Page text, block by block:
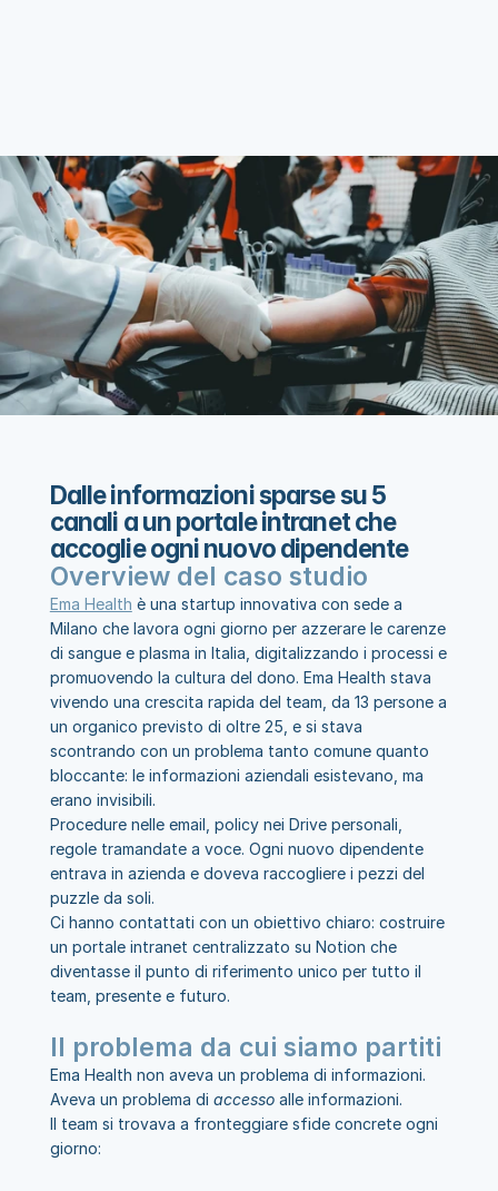
Dalle informazioni sparse su 5
canali a un portale intranet che
accoglie ogni nuovo dipendente
Overview del caso studio
Ema Health è una startup innovativa con sede a
Milano che lavora ogni giorno per azzerare le carenze
di sangue e plasma in Italia, digitalizzando i processi e
promuovendo la cultura del dono. Ema Health stava
vivendo una crescita rapida del team, da 13 persone a
un organico previsto di oltre 25, e si stava
scontrando con un problema tanto comune quanto
bloccante: le informazioni aziendali esistevano, ma
erano invisibili.
Procedure nelle email, policy nei Drive personali,
regole tramandate a voce. Ogni nuovo dipendente
entrava in azienda e doveva raccogliere i pezzi del
puzzle da soli.
Ci hanno contattati con un obiettivo chiaro: costruire
un portale intranet centralizzato su Notion che
diventasse il punto di riferimento unico per tutto il
team, presente e futuro.
Il problema da cui siamo partiti
Ema Health non aveva un problema di informazioni.
Aveva un problema di accesso alle informazioni.
Il team si trovava a fronteggiare sfide concrete ogni
giorno: